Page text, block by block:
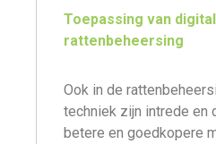
Toepassing van
rattenbeheersing
Ook in de
techniek zijn intrede en
betere en goedkopere